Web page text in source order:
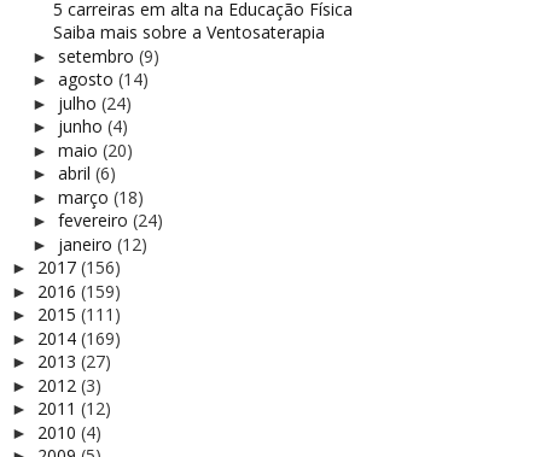
5 carreiras em alta na Educação Física
Saiba mais sobre a Ventosaterapia
► setembro (9)
► agosto (14)
► julho (24)
► junho (4)
► maio (20)
► abril (6)
► março (18)
► fevereiro (24)
► janeiro (12)
► 2017 (156)
► 2016 (159)
► 2015 (111)
► 2014 (169)
► 2013 (27)
► 2012 (3)
► 2011 (12)
► 2010 (4)